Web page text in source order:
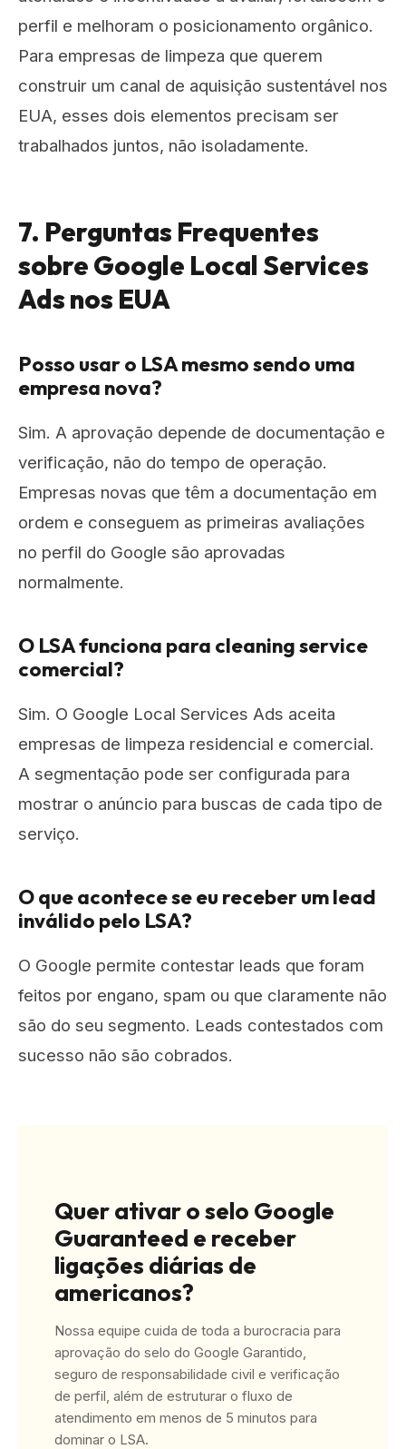
perfil e melhoram o posicionamento orgânico.
Para empresas de limpeza que querem
construir um canal de aquisição sustentável nos
EUA, esses dois elementos precisam ser
trabalhados juntos, não isoladamente.
7. Perguntas Frequentes
sobre Google Local Services
Ads nos EUA
Posso usar o LSA mesmo sendo uma
empresa nova?
Sim. A aprovação depende de documentação e
verificação, não do tempo de operação.
Empresas novas que têm a documentação em
ordem e conseguem as primeiras avaliações
no perfil do Google são aprovadas
normalmente.
O LSA funciona para cleaning service
comercial?
Sim. O Google Local Services Ads aceita
empresas de limpeza residencial e comercial.
A segmentação pode ser configurada para
mostrar o anúncio para buscas de cada tipo de
serviço.
O que acontece se eu receber um lead
inválido pelo LSA?
O Google permite contestar leads que foram
feitos por engano, spam ou que claramente não
são do seu segmento. Leads contestados com
sucesso não são cobrados.
Quer ativar o selo Google
Guaranteed e receber
ligações diárias de
americanos?
Nossa equipe cuida de toda a burocracia para
aprovação do selo do Google Garantido,
seguro de responsabilidade civil e verificação
de perfil, além de estruturar o fluxo de
atendimento em menos de 5 minutos para
dominar o LSA.